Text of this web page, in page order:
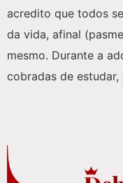
acredito que todos
da vida, afinal
mesmo. Durante a
cobradas de